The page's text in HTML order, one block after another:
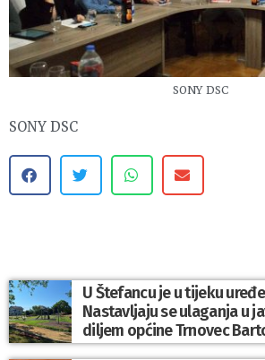
SONY DSC
SONY DSC
U Štefancu je u tijeku
Nastavljaju se ulaganja u
diljem općine Trnovec